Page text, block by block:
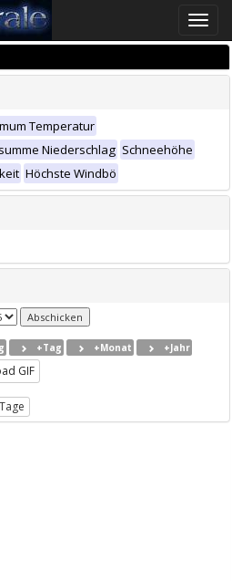
Toggle
Temperatur
Niederschlag Schneehöhe
Höchste Windbö
+Tag +Monat +Jahr
GIF